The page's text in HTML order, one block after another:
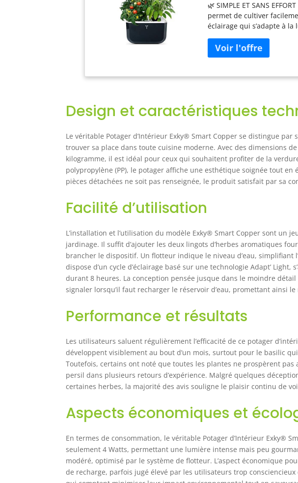
avec 2 Lingots®
🌿 SIMPLE ET SANS
permet de cultiver
éclairage qui s’adapte à
vendu avec 2 Lingots :
TECHNOLOGIE LED
fonction de l'exposition
d'éclairage réglables pour
sans pesticide, sans OGM.
Garantie « Satisfait ou
le réservoir. Le potager
nutriments à vos plantes 🍃
conçu, fabriqué, et
produit recyclable,
Econome en énergie grâce
Design et caractéristiques
Le véritable Potager d’Intérieur Exky® Smart Copper se distingue
trouver sa place dans toute cuisine moderne. Avec des dimensions
kilogramme, il est idéal pour ceux qui souhaitent profiter de la
polypropylène (PP), le potager affiche une esthétique soignée tout
pièces détachées ne soit pas renseignée, le produit satisfait par sa
Facilité d’utilisation
L’installation et l’utilisation du modèle Exky® Smart Copper sont un
jardinage. Il suffit d’ajouter les deux lingots d’herbes aromatiques
brancher le dispositif. Un flotteur indique le niveau d’eau, simplifiant
dispose d’un cycle d’éclairage basé sur une technologie Adapt’ Light,
durant 8 heures. La conception pensée jusque dans le moindre
signaler lorsqu’il faut recharger le réservoir d’eau, promettant ainsi
Performance et résultats
Les utilisateurs saluent régulièrement l’efficacité de ce potager
développent visiblement au bout d’un mois, surtout pour le basilic
Toutefois, certains ont noté que toutes les plantes ne prospèrent
persil dans plusieurs retours d’expérience. Malgré quelques
certaines herbes, la majorité des avis souligne le plaisir continu de
Aspects économiques et
En termes de consommation, le véritable Potager d’Intérieur Exky®
seulement 4 Watts, permettant une lumière intense mais peu
modéré, optimisé par le système de flotteur. L’aspect économique
de recharge, parfois jugé élevé par les utilisateurs trop